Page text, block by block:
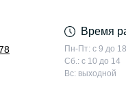
Время
Пн-Пт: с 9 до 18
Сб.: с 10 до 14
Вс: выходной